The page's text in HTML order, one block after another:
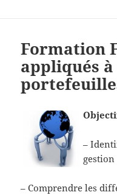
Formation
appliqués
–
– Comprendre les